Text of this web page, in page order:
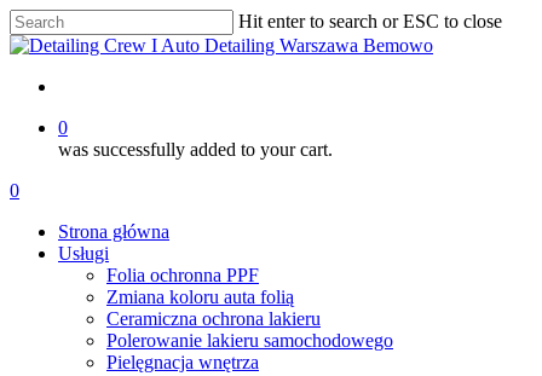
Skip
to
content
Hit enter to search or ESC to close
Close
0
was successfully added to your cart.
Menu
account
0
Strona główna
Usługi
Folia ochronna PPF
Zmiana koloru auta folią
Ceramiczna ochrona lakieru
Polerowanie lakieru samochodowego
Pielęgnacja wnętrza